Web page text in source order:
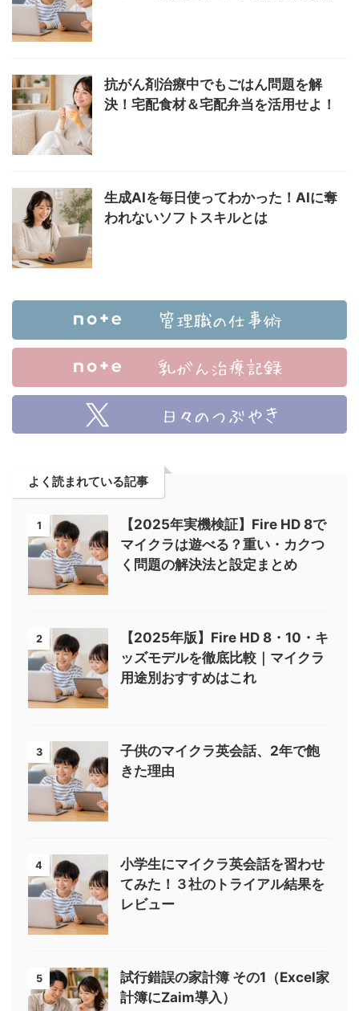
抗がん剤治療中でもごはん問題を解
決！宅配食材＆宅配弁当を活用せよ！
生成AIを毎日使ってわかった！AIに奪
われないソフトスキルとは
よく読まれている記事
1
【2025年実機検証】Fire HD 8で
マイクラは遊べる？重い・カクつ
く問題の解決法と設定まとめ
2
【2025年版】Fire HD 8・10・キ
ッズモデルを徹底比較｜マイクラ
用途別おすすめはこれ
3
子供のマイクラ英会話、2年で飽
きた理由
4
小学生にマイクラ英会話を習わせ
てみた！３社のトライアル結果を
レビュー
5
試行錯誤の家計簿 その1（Excel家
計簿にZaim導入）